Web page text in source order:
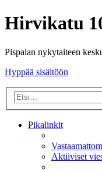
Hirvikatu
Pispalan nykytaiteen
Hyppää sisältöön
Pikalinkit
Aktiiviset